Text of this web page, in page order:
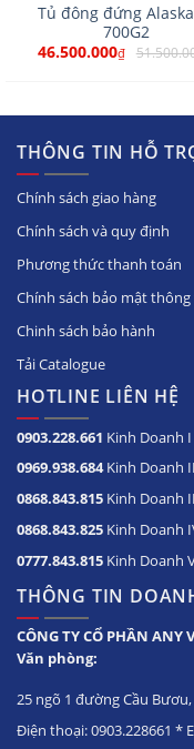
Tủ đông đứng
700G2
46.500.000₫
THÔNG TIN HỖ
Chính sách giao hàng
Chính sách và quy định
Phương thức thanh toán
Chính sách bảo mật
Chinh sách bảo hành
Tải Catalogue
HOTLINE LIÊN HỆ
0903.228.661 Kinh Doanh I
0969.938.684Kinh Doanh II
0868.843.815 Kinh Doanh
0868.843.825 Kinh Doanh
0777.843.815 Kinh Doanh
THÔNG TIN
CÔNG TY CỔ PHẦN ANY
Văn phòng:
25 ngõ 1 đường Cầu
Điện thoại: 0903.228661 *